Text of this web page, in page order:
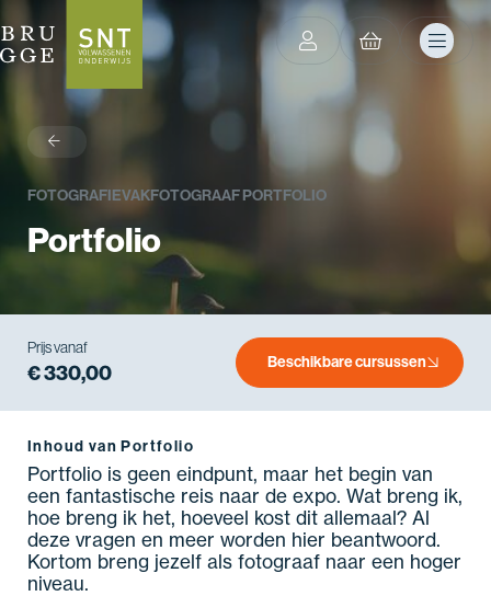
Prijs vanaf
€ 330,00 Beschikbare cursussen
FOTOGRAFIEVAKFOTOGRAAF PORTFOLIO
Portfolio
Inhoud van Portfolio
Portfolio is geen eindpunt, maar het begin van
een fantastische reis naar de expo. Wat breng ik,
hoe breng ik het, hoeveel kost dit allemaal? Al
deze vragen en meer worden hier beantwoord.
Kortom breng jezelf als fotograaf naar een hoger
niveau.